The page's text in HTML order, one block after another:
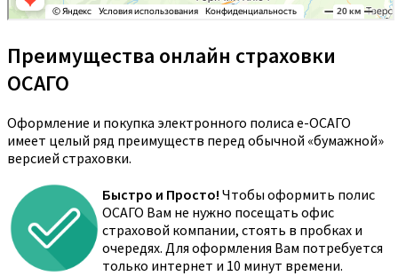
Преимущества онлайн страховки
ОСАГО
Оформление и покупка электронного полиса е-ОСАГО
имеет целый ряд преимуществ перед обычной «бумажной»
версией страховки.
Быстро и Просто! Чтобы оформить полис
ОСАГО Вам не нужно посещать офис
страховой компании, стоять в пробках и
очередях. Для оформления Вам потребуется
только интернет и 10 минут времени.